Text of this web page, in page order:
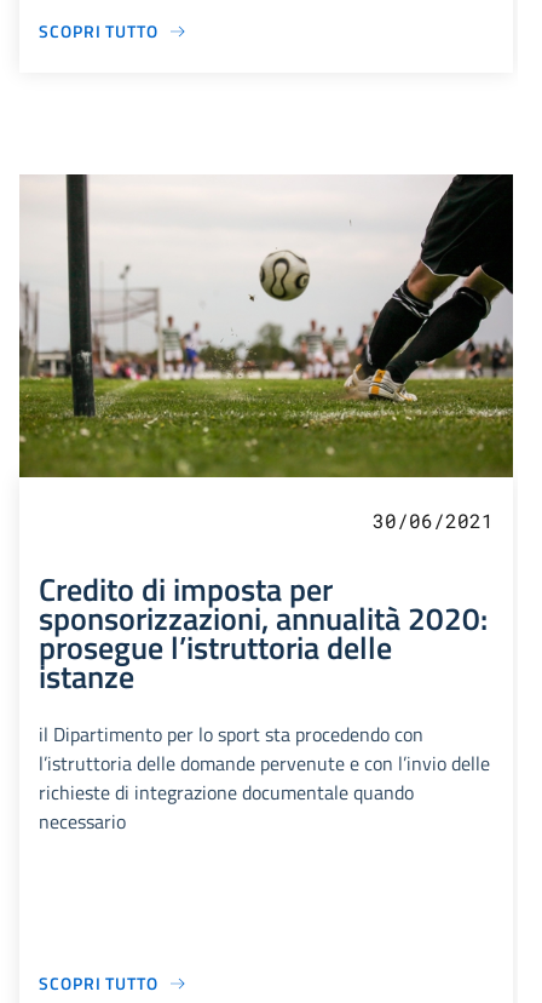
SCOPRI TUTTO
30/06/2021
Credito di imposta per
sponsorizzazioni, annualità 2020:
prosegue l’istruttoria delle
istanze
il Dipartimento per lo sport sta procedendo con
l’istruttoria delle domande pervenute e con l’invio delle
richieste di integrazione documentale quando
necessario
SCOPRI TUTTO